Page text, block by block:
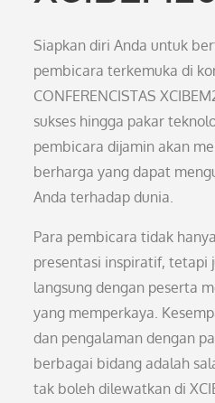
Siapkan diri Anda untuk
pembicara terkemuka di
CONFERENCISTAS
sukses hingga pakar
pembicara dijamin akan
berharga yang dapat
Anda terhadap dunia.
Para pembicara tidak
presentasi inspiratif, tetapi
langsung dengan peserta
yang memperkaya.
dan pengalaman dengan
berbagai bidang adalah
tak boleh dilewatkan di